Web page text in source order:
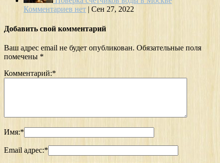
Комментариев нет | Сен 27, 2022
Добавить свой комментарий
Ваш адрес email не будет опубликован. Обязательные поля
помечены *
Комментарий:*
Имя:*
Email адрес:*